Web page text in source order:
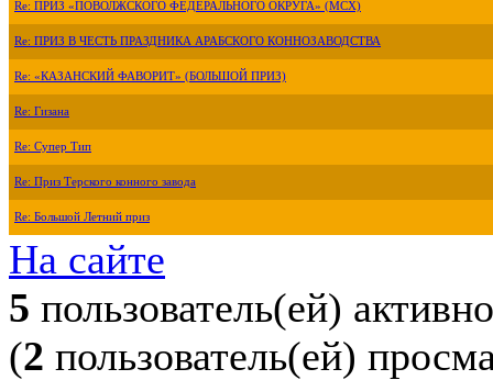
Re: ПРИЗ «ПОВОЛЖСКОГО ФЕДЕРАЛЬНОГО ОКРУГА» (МСХ)
Re: ПРИЗ В ЧЕСТЬ ПРАЗДНИКА АРАБСКОГО КОННОЗАВОДСТВА
Re: «КАЗАНСКИЙ ФАВОРИТ» (БОЛЬШОЙ ПРИЗ)
Re: Гизана
Re: Супер Тип
Re: Приз Терского конного завода
Re: Большой Летний приз
На сайте
5 пользователь(ей) активно
(2 пользователь(ей)